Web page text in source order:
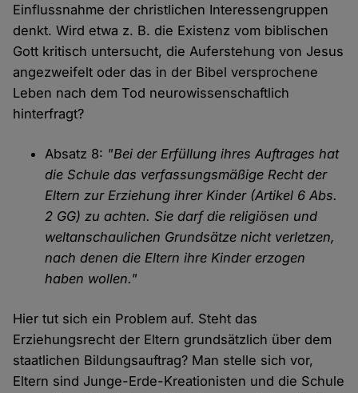
Einflussnahme der christlichen Interessengruppen
denkt. Wird etwa z. B. die Existenz vom biblischen
Gott kritisch untersucht, die Auferstehung von Jesus
angezweifelt oder das in der Bibel versprochene
Leben nach dem Tod neurowissenschaftlich
hinterfragt?
Absatz 8: "Bei der Erfüllung ihres Auftrages hat
die Schule das verfassungsmäßige Recht der
Eltern zur Erziehung ihrer Kinder (Artikel 6 Abs.
2 GG) zu achten. Sie darf die religiösen und
weltanschaulichen Grundsätze nicht verletzen,
nach denen die Eltern ihre Kinder erzogen
haben wollen."
Hier tut sich ein Problem auf. Steht das
Erziehungsrecht der Eltern grundsätzlich über dem
staatlichen Bildungsauftrag? Man stelle sich vor,
Eltern sind Junge-Erde-Kreationisten und die Schule